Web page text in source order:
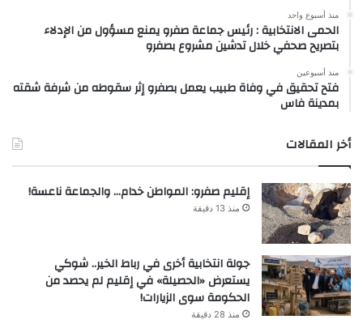
منذ أسبوع واحد
الحمى الانتخابية : رئيس جماعة صفرو يمنع مسؤول من الإدلاء
بتصريح صحفي خلال تدشين مشروع بصفرو
منذ أسبوعين
فتح تحقيق في وفاة طبيب يعمل بصفرو إثر سقوطه من شرفة شقته
بمدينة فاس
أخر المقالات
إقليم صفرو: المواطن خدام… والجماعة ناعسة!
منذ 13 دقيقة
جولة انتخابية أخرى في رباط الخير.. شوكي
يستعرض «الحصيلة» في إقليم لم يحصد من
الحكومة سوى الزيارات!
منذ 28 دقيقة